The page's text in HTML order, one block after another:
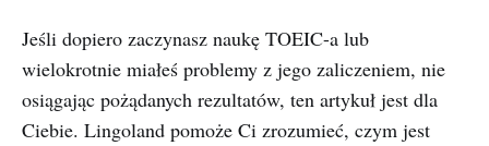
Jeśli dopiero zaczynasz naukę TOEIC-a lub
wielokrotnie miałeś problemy z jego zaliczeniem, nie
osiągając pożądanych rezultatów, ten artykuł jest dla
Ciebie. Lingoland pomoże Ci zrozumieć, czym jest